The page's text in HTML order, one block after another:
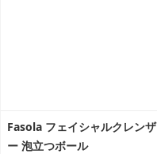
Fasola フェイシャルクレンザ
ー 泡立つボール